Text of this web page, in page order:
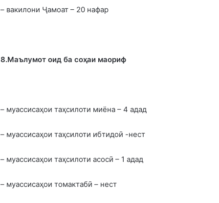
– вакилони Ҷамоат – 20 нафар
8.Маълумот оид ба соҳаи маориф
– муассисаҳои таҳсилоти миёна – 4 адад
– муассисаҳои таҳсилоти ибтидоӣ -нест
– муассисаҳои таҳсилоти асосӣ – 1 адад
– муассисаҳои томактабӣ – нест